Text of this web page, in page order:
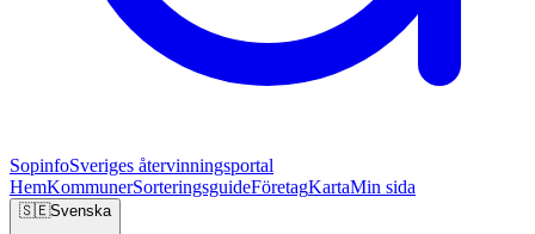
SopinfoSveriges återvinningsportal
HemKommunerSorteringsguideFöretagKartaMin sida
🇸🇪Svenska